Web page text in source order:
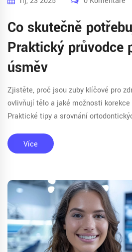
Co skutečně
Praktický průvodce
úsměv
Zjistěte, proč jsou zuby klíčové pro
ovlivňují tělo a jaké možnosti
Praktické tipy a srovnání
Více